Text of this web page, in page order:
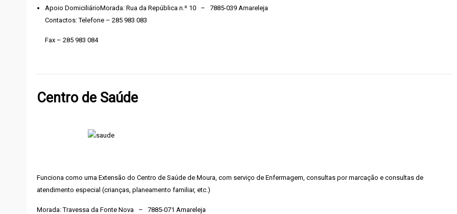
Apoio DomiciliárioMorada: Rua da República n.º 10 – 7885-039 Amareleja
Contactos: Telefone – 285 983 083
Fax – 285 983 084
Centro de Saúde
Funciona como uma Extensão do Centro de Saúde de Moura, com serviço de Enfermagem, consultas por marcação e consultas de
atendimento especial (crianças, planeamento familiar, etc.)
Morada: Travessa da Fonte Nova – 7885-071 Amareleja